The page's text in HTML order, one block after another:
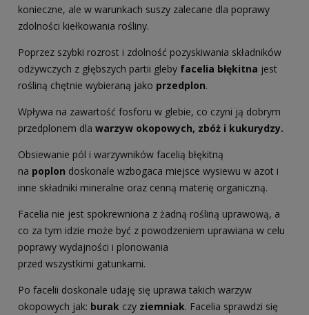
konieczne, ale w warunkach suszy zalecane dla poprawy
zdolności kiełkowania rośliny.
Poprzez szybki rozrost i zdolność pozyskiwania składników
odżywczych z głębszych partii gleby facelia błękitna jest
rośliną chętnie wybieraną jako przedplon.
Wpływa na zawartość fosforu w glebie, co czyni ją dobrym
przedplonem dla warzyw okopowych, zbóż i kukurydzy.
Obsiewanie pól i warzywników facelią błękitną
na poplon doskonale wzbogaca miejsce wysiewu w azot i
inne składniki mineralne oraz cenną materię organiczną.
Facelia nie jest spokrewniona z żadną rośliną uprawową, a
co za tym idzie może być z powodzeniem uprawiana w celu
poprawy wydajności i plonowania
przed wszystkimi gatunkami.
Po facelii doskonale udaję się uprawa takich warzyw
okopowych jak: burak czy ziemniak. Facelia sprawdzi się